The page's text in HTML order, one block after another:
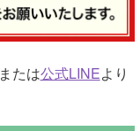
または公式LINEより